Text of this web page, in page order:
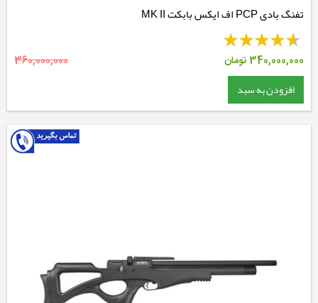
تفنگ بادی PCP اف ایکس بابکت MK II
340,000,000تومان 360,000,000
افزودن به سبد